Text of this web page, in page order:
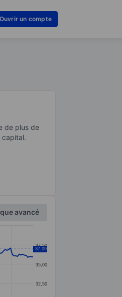
Ouvrir un compte
de plus de
capital.
avancé
32,50
35,00
37,50
37,09